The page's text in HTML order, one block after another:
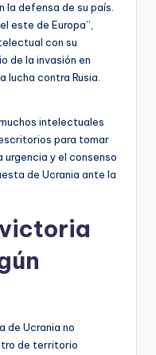
la defensa de su país.
este de Europa”,
con su
de la invasión en
lucha contra Rusia.
intelectuales
para tomar
y el consenso
de Ucrania ante la
de Ucrania no
de territorio